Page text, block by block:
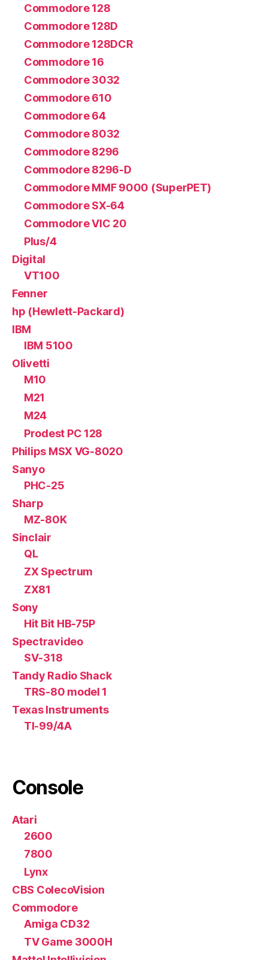
Commodore 128
Commodore 128D
Commodore 128DCR
Commodore 16
Commodore 3032
Commodore 610
Commodore 64
Commodore 8032
Commodore 8296
Commodore 8296-D
Commodore MMF 9000 (SuperPET)
Commodore SX-64
Commodore VIC 20
Plus/4
Digital
VT100
Fenner
hp (Hewlett-Packard)
IBM
IBM 5100
Olivetti
M10
M21
M24
Prodest PC 128
Philips MSX VG-8020
Sanyo
PHC-25
Sharp
MZ-80K
Sinclair
QL
ZX Spectrum
ZX81
Sony
Hit Bit HB-75P
Spectravideo
SV-318
Tandy Radio Shack
TRS-80 model 1
Texas Instruments
TI-99/4A
Console
Atari
2600
7800
Lynx
CBS ColecoVision
Commodore
Amiga CD32
TV Game 3000H